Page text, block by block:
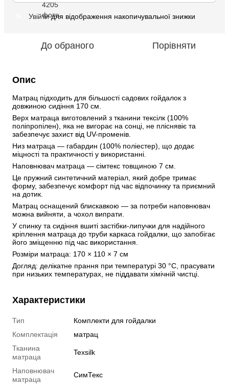
Увійтидля відображення накопичувальної знижки
До обраного Порівняти
Опис
Матрац підходить для більшості садових гойдалок з
довжиною сидіння 170 см.
Верх матраца виготовлений з тканини тексілк (100%
поліпропілен), яка не вигорає на сонці, не пліснявіє та
забезпечує захист від UV-променів.
Низ матраца — габардин (100% поліестер), що додає
міцності та практичності у використанні.
Наповнювач матраца — сімтекс товщиною 7 см.
Це пружний синтетичний матеріал, який добре тримає
форму, забезпечує комфорт під час відпочинку та приємний
на дотик.
Матрац оснащений блискавкою — за потреби наповнювач
можна вийняти, а чохол випрати.
У спинку та сидіння вшиті застібки-липучки для надійного
кріплення матраца до труби каркаса гойдалки, що запобігає
його зміщенню під час використання.
Розміри матраца: 170 × 110 × 7 см
Догляд: делікатне прання при температурі 30 °С, прасувати
при низьких температурах, не піддавати хімічній чистці.
Характеристики
Тип
Комплекти для гойдалки
Комплектація
матрац
Тканина
матраца
Texsilk
Наповнювач
матраца
СимТекс